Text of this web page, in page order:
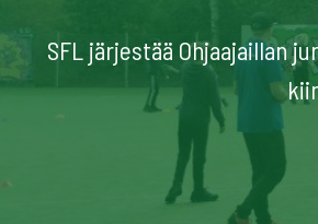
SFL järjestää Ohjaajaillan